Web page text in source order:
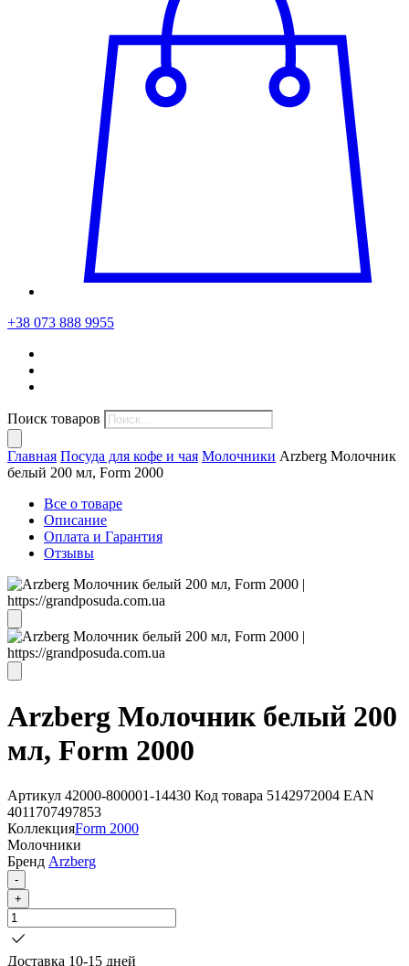
+38 073 888 9955
Поиск товаров
Главная Посуда для кофе и чая Молочники Arzberg Молочник
белый 200 мл, Form 2000
Все о товаре
Описание
Оплата и Гарантия
Отзывы
Arzberg Молочник белый 200
мл, Form 2000
Артикул 42000-800001-14430 Код товара 5142972004 EAN
4011707497853
КоллекцияForm 2000
Молочники
Бренд Arzberg
-
+
Доставка 10-15 дней